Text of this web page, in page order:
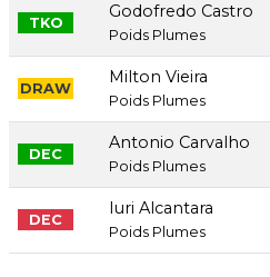
TKO
Godofredo Castro
Poids Plumes
DRAW
Milton Vieira
Poids Plumes
DEC
Antonio Carvalho
Poids Plumes
DEC
Iuri Alcantara
Poids Plumes